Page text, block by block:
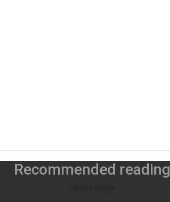
Recommended reading